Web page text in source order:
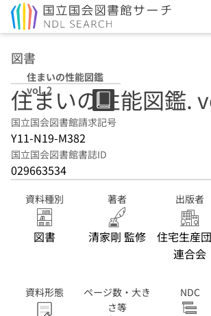
図書
住まいの性能図鑑
vol. 2
住まいの性能図鑑.
国立国会図書館請求記号
Y11-N19-M382
国立国会図書館書誌ID
029663534
資料種別
図書
著者
清家剛 監修
出版者
住宅生産
連合会
資料形態
ページ数・大き
さ等
NDC